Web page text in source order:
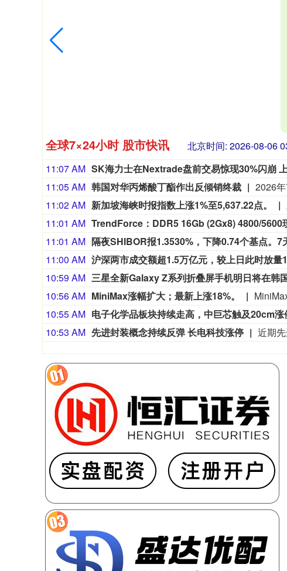
全球7×24小时 股市快讯 北京时间: 2026-08-06
11:07 AM SK海力士在Nextrade盘前交易惊现30%闪崩
11:05 AM 韩国对华丙烯酸丁酯作出反倾销终裁
11:02 AM 新加坡海峡时报指数上涨1%至5,637.22点。
11:01 AM TrendForce：DDR5 16Gb (2Gx8) 4800/5600
11:01 AM 隔夜SHIBOR报1.3530%，下降0.74个基点。
11:00 AM 沪深两市成交额超1.5万亿元，较上日此时放量
10:59 AM 三星全新Galaxy Z系列折叠屏手机明日将在韩
10:56 AM MiniMax涨幅扩大；最新上涨18%。
10:55 AM 电子化学品板块持续走高，中巨芯触及20cm涨
10:53 AM 先进封装概念持续反弹 长电科技涨停